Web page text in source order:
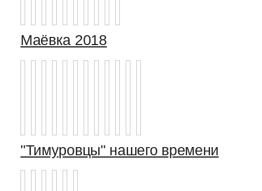
Маёвка 2018
"Тимуровцы" нашего времени